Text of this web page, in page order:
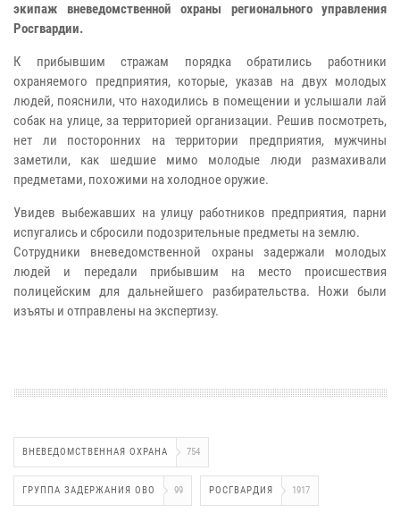
экипаж вневедомственной охраны регионального управления
Росгвардии.
К прибывшим стражам порядка обратились работники
охраняемого предприятия, которые, указав на двух молодых
людей, пояснили, что находились в помещении и услышали лай
собак на улице, за территорией организации. Решив посмотреть,
нет ли посторонних на территории предприятия, мужчины
заметили, как шедшие мимо молодые люди размахивали
предметами, похожими на холодное оружие.
Увидев выбежавших на улицу работников предприятия, парни
испугались и сбросили подозрительные предметы на землю.
Сотрудники вневедомственной охраны задержали молодых
людей и передали прибывшим на место происшествия
полицейским для дальнейшего разбирательства. Ножи были
изъяты и отправлены на экспертизу.
ВНЕВЕДОМСТВЕННАЯ ОХРАНА 754
ГРУППА ЗАДЕРЖАНИЯ ОВО 99 РОСГВАРДИЯ 1917